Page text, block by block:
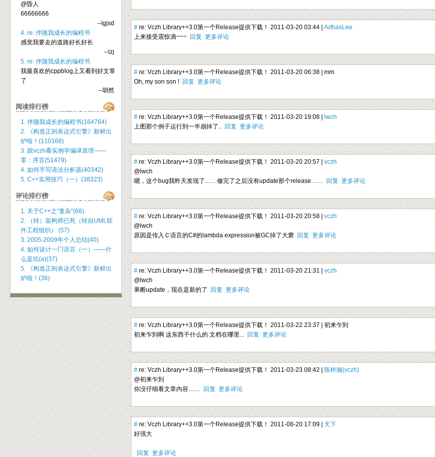
# re: Vczh Library++3.0第一个Release提供下载！ 2011-03-20 03:44 | ArthasLee
上来接受震惊滴~~~ 回复 更多评论
# re: Vczh Library++3.0第一个Release提供下载！ 2011-03-20 06:38 | mm
Oh, my son son ! 回复 更多评论
# re: Vczh Library++3.0第一个Release提供下载！ 2011-03-20 19:08 |
lwch
上图那个例子运行到一半崩掉了.. 回复 更多评论
# re: Vczh Library++3.0第一个Release提供下载！ 2011-03-20 20:57 | vczh
@lwch
嗯，这个bug我昨天发现了……修完了之后没有update那个release……
回复 更多评论
# re: Vczh Library++3.0第一个Release提供下载！ 2011-03-20 20:58 | vczh
@lwch
原因是传入Ｃ语言的C#的lambda expression被GC掉了大窘 回复 更多评论
# re: Vczh Library++3.0第一个Release提供下载！ 2011-03-20 21:31 | vczh
@lwch
果断update，现在是新的了
回复 更多评论
# re: Vczh Library++3.0第一个Release提供下载！ 2011-03-22 23:37 | 初来乍到
初来乍到啊 这东西干什么的 文档在哪里... 回复 更多评论
# re: Vczh Library++3.0第一个Release提供下载！ 2011-03-23 08:42 | 陈梓瀚(vczh)
@初来乍到
你没仔细看文章内容……
回复 更多评论
# re: Vczh Library++3.0第一个Release提供下载！ 2011-08-20 17:09 | 天下
好强大
回复 更多评论
@昏人
66666666
--lgjsd
4. re: 伴随我成长的编程书
感觉我要走的道路好长好长
--lzj
5. re: 伴随我成长的编程书
我最喜欢的cppblog上又看到好文章
了
--胡然
阅读排行榜
1. 伴随我成长的编程书(164764)
2. 《构造正则表达式引擎》新鲜出
炉啦！(110168)
3. 跟vczh看实例学编译原理——
零：序言(51479)
4. 如何手写语法分析器(40342)
5. C++实用技巧（一）(38323)
评论排行榜
1. 关于C++之“复杂”(68)
2. （转）架构师已死（转自UML软
件工程组织） (57)
3. 2005-2009年个人总结(40)
4. 如何设计一门语言（一）——什
么是坑(a)(37)
5. 《构造正则表达式引擎》新鲜出
炉啦！(36)